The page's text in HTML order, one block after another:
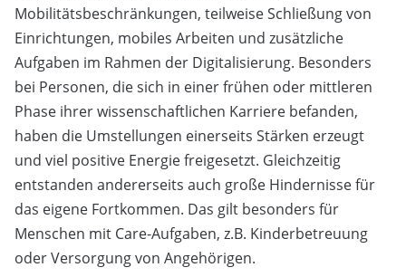
Mobilitätsbeschränkungen, teilweise Schließung von
Einrichtungen, mobiles Arbeiten und zusätzliche
Aufgaben im Rahmen der Digitalisierung. Besonders
bei Personen, die sich in einer frühen oder mittleren
Phase ihrer wissenschaftlichen Karriere befanden,
haben die Umstellungen einerseits Stärken erzeugt
und viel positive Energie freigesetzt. Gleichzeitig
entstanden andererseits auch große Hindernisse für
das eigene Fortkommen. Das gilt besonders für
Menschen mit Care-Aufgaben, z.B. Kinderbetreuung
oder Versorgung von Angehörigen.